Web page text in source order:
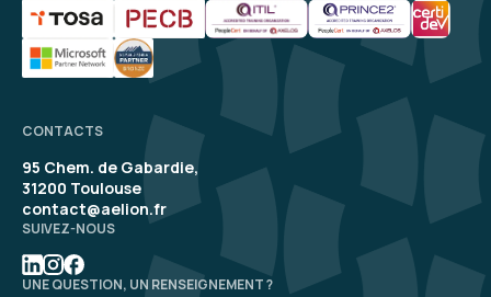
CONTACTS
95 Chem. de Gabardie,
31200 Toulouse
contact@aelion.fr
SUIVEZ-NOUS
UNE QUESTION, UN RENSEIGNEMENT ?